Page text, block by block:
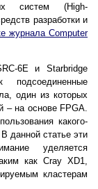
систем (High-
разработки и
журнала Computer
6E и Starbridge
подсоединенные
один из которых
– на основе FPGA.
какого-
данной статье эти
уделяется
как Cray XD1,
кластерам